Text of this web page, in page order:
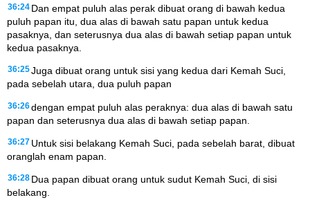
36:24 Dan empat puluh alas perak dibuat orang di bawah kedua
puluh papan itu, dua alas di bawah satu papan untuk kedua
pasaknya, dan seterusnya dua alas di bawah setiap papan untuk
kedua pasaknya.
36:25Juga dibuat orang untuk sisi yang kedua dari Kemah Suci,
pada sebelah utara, dua puluh papan
36:26dengan empat puluh alas peraknya: dua alas di bawah satu
papan dan seterusnya dua alas di bawah setiap papan.
36:27 Untuk sisi belakang Kemah Suci, pada sebelah barat, dibuat
oranglah enam papan.
36:28 Dua papan dibuat orang untuk sudut Kemah Suci, di sisi
belakang.